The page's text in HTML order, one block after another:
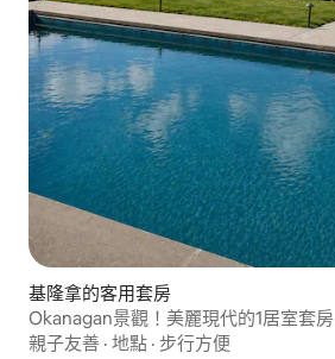
基隆拿的客用套房
Okanagan景觀！美麗現代的1居室套房
親子友善 · 地點 · 步行方便